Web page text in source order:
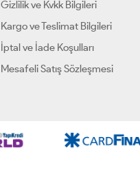
Gizlilik ve Kvkk Bilgileri
Kargo ve Teslimat Bilgileri
İptal ve İade Koşulları
Mesafeli Satış Sözleşmesi